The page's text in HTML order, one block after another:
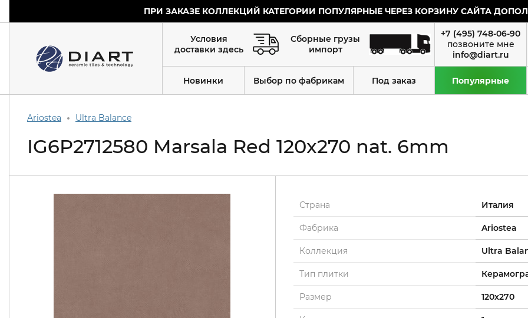
ПРИ ЗАКАЗЕ КОЛЛЕКЦИЙ КАТЕГОРИИ ПОПУЛЯРНЫЕ ЧЕРЕЗ КОРЗИНУ САЙТА
Условия
доставки здесь
Сборные грузы
импорт
+7 (495) 748-06-90
info@diart.ru
Новинки Выбор по фабрикам Под заказ Популярные
Ariostea Ultra Balance
IG6P2712580 Marsala Red 120x270 nat. 6mm
Страна Италия
Фабрика Ariostea
Коллекция Ultra
Тип плитки
Размер 120x270